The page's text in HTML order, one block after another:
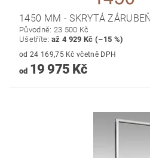
1450 MM - SKRYTÁ
Původně: 23 500 Kč
Ušetříte:až 4 929 Kč (–15 %)
od 24 169,75 Kč včetně DPH
od19 975 Kč